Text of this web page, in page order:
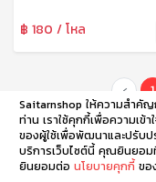
฿ 180 / โหล
‹ 1
Saitarnshop ให้ความสำคั
ท่าน เราใช้คุกกี้เพื่อความเข้
ของผู้ใช้เพื่อพัฒนาและปรับป
บริการเว็บไซต์นี้ คุณยินยอม
ยินยอมต่อ นโยบายคุกกี้ ขอ